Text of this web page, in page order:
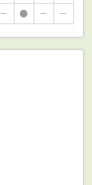
－ ● － －